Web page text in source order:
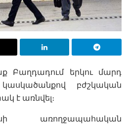
Բաղդադում երկու մարդ
բժշկական
է առնվել։
առողջապահական